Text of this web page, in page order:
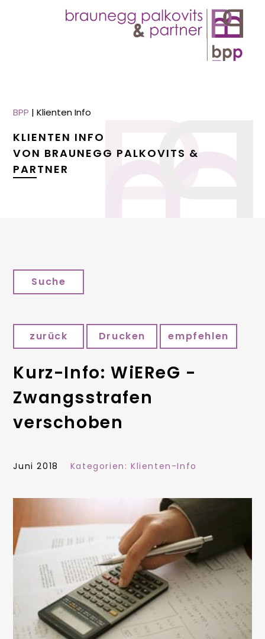
BPP |Klienten Info
KLIENTEN INFO
VON BRAUNEGG PALKOVITS &
PARTNER
Suche
zurück Drucken empfehlen
Kurz-Info: WiEReG -
Zwangsstrafen
verschoben
Juni 2018 Kategorien: Klienten-Info